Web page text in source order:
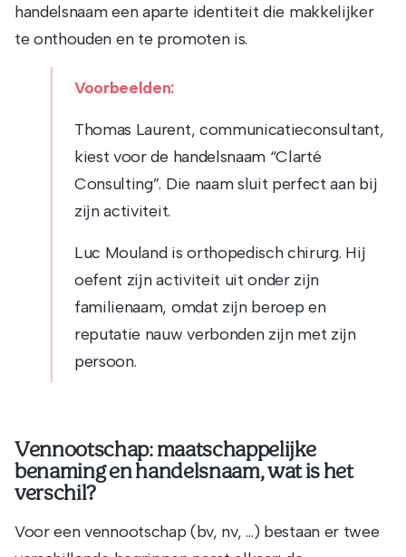
handelsnaam een aparte identiteit die makkelijker
te onthouden en te promoten is.
Voorbeelden:
Thomas Laurent, communicatieconsultant,
kiest voor de handelsnaam “Clarté
Consulting”. Die naam sluit perfect aan bij
zijn activiteit.
Luc Mouland is orthopedisch chirurg. Hij
oefent zijn activiteit uit onder zijn
familienaam, omdat zijn beroep en
reputatie nauw verbonden zijn met zijn
persoon.
Vennootschap: maatschappelijke
benaming en handelsnaam, wat is het
verschil?
Voor een vennootschap (bv, nv, …) bestaan er twee